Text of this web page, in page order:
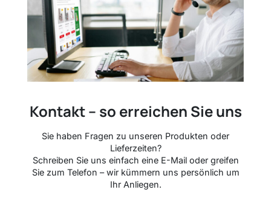
Kontakt – so erreichen Sie uns
Sie haben Fragen zu unseren Produkten oder
Lieferzeiten?
Schreiben Sie uns einfach eine E-Mail oder greifen
Sie zum Telefon – wir kümmern uns persönlich um
Ihr Anliegen.